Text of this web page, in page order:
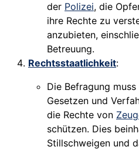
der Polizei, die
ihre Rechte zu
anzubieten,
Betreuung.
Rechtsstaatlichkeit:
Die Befragung muss
Gesetzen und
die Rechte von
schützen. Dies
Stillschweigen und